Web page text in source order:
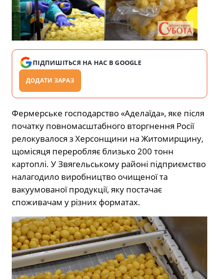
ПІДПИШІТЬСЯ НА НАС В GOOGLE
ДОДАТИ ЗАРАЗ
Фермерське господарство «Аделаїда», яке після
початку повномасштабного вторгнення Росії
релокувалося з Херсонщини на Житомирщину,
щомісяця переробляє близько 200 тонн
картоплі. У Звягельському районі підприємство
налагодило виробництво очищеної та
вакуумованої продукції, яку постачає
споживачам у різних форматах.